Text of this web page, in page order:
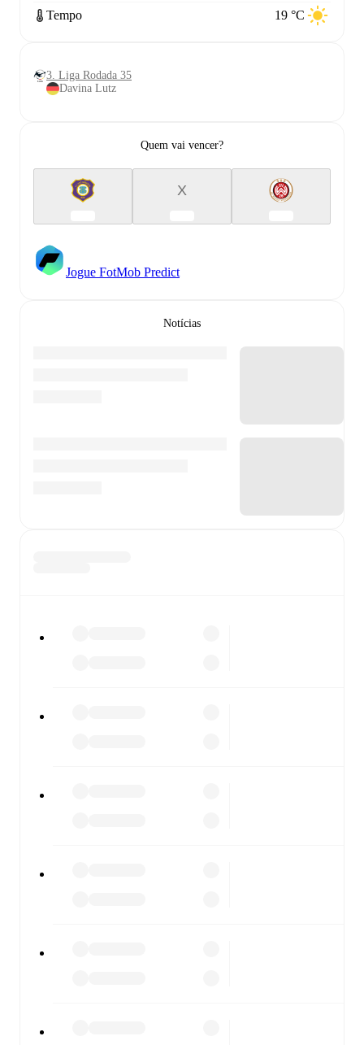
Tempo 19 °C
3. Liga Rodada 35
Davina Lutz
Quem vai vencer?
X
Jogue FotMob Predict
Notícias